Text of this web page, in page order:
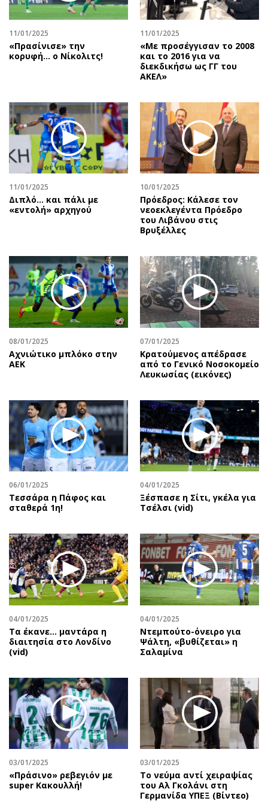
Περιβάλλον
Ελλάδα
Κόσμος
Παράξενα
Θέατρο-Χορός
Μουσική
Εικαστικά
Βιβλίο
Χειρόγραφα
Ταξίδια
Συνταγές
Έξοδος
Media
Εκπομπές
Podcasts
Uncut
Προσφορές
Προσωπικότητες στην ''Κ''
Επιστολές
11/01/2025
«Πρασίνισε» την
κορυφή… ο Νίκολιτς!
11/01/2025
«Με προσέγγισαν το 2008
και το 2016 για να
διεκδικήσω ως ΓΓ του
ΑΚΕΛ»
11/01/2025
Διπλό... και πάλι με
«εντολή» αρχηγού
10/01/2025
Πρόεδρος: Κάλεσε τον
νεοεκλεγέντα Πρόεδρο
του Λιβάνου στις
Βρυξέλλες
08/01/2025
Αχνιώτικο μπλόκο στην
ΑΕΚ
07/01/2025
Κρατούμενος απέδρασε
από το Γενικό Νοσοκομείο
Λευκωσίας (εικόνες)
06/01/2025
Τεσσάρα η Πάφος και
σταθερά 1η!
04/01/2025
Ξέσπασε η Σίτι, γκέλα για
Τσέλσι (vid)
04/01/2025
Τα έκανε… μαντάρα η
διαιτησία στο Λονδίνο
(vid)
04/01/2025
Ντεμπούτο-όνειρο για
Ψάλτη, «βυθίζεται» η
Σαλαμίνα
03/01/2025
«Πράσινο» ρεβεγιόν με
super Κακουλλή!
03/01/2025
Το νεύμα αντί χειραψίας
του Αλ Γκολάνι στη
Γερμανίδα ΥΠΕΞ (Βίντεο)